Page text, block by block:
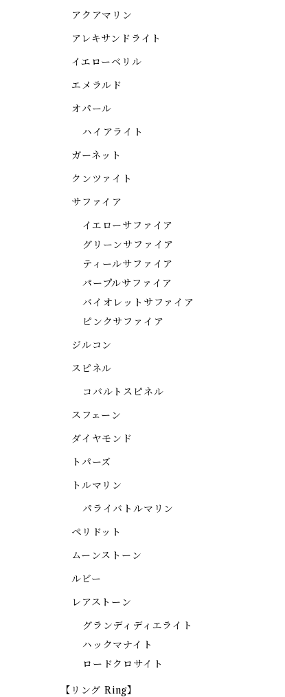
アクアマリン
アレキサンドライト
イエローベリル
エメラルド
オパール
ハイアライト
ガーネット
クンツァイト
サファイア
イエローサファイア
グリーンサファイア
ティールサファイア
パープルサファイア
バイオレットサファイア
ピンクサファイア
ジルコン
スピネル
コバルトスピネル
スフェーン
ダイヤモンド
トパーズ
トルマリン
パライバトルマリン
ペリドット
ムーンストーン
ルビー
レアストーン
グランディディエライト
ハックマナイト
ロードクロサイト
【リング Ring】